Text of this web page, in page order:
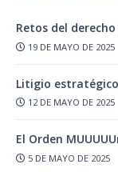
Retos del
19 DE MAYO DE 2025
Litigio
12 DE MAYO DE 2025
El Orden
5 DE MAYO DE 2025